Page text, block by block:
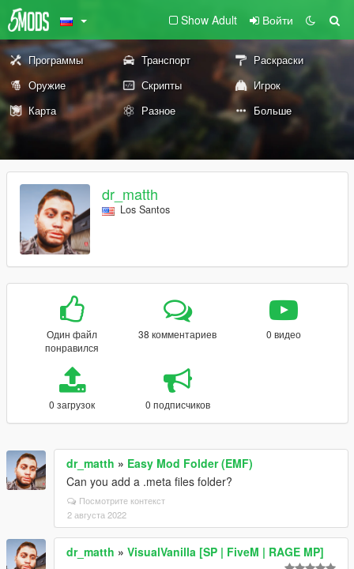
Show Adult Войти
Программы Транспорт
Раскраски
Оружие
Скрипты
Игрок
Карта
Разное Больше
dr_matth
Los Santos
Один файл
понравился
38 комментариев 0 видео
0 загрузок 0 подписчиков
dr_matth » Easy Mod Folder (EMF)
Can you add a .meta files folder?
Посмотрите контекст
2 августа 2022
dr_matth » VisualVanilla [SP | FiveM | RAGE MP]